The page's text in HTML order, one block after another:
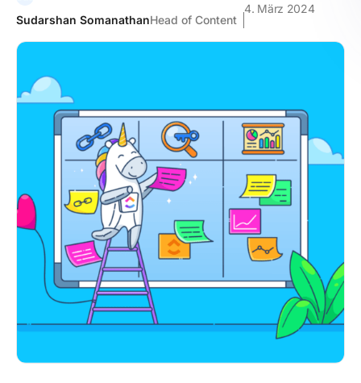
Sudarshan SomanathanHead of Content
4. März 2024